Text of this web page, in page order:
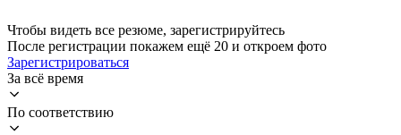
Чтобы видеть все резюме, зарегистрируйтесь
После регистрации покажем ещё 20 и откроем фото
Зарегистрироваться
За всё время
По соответствию